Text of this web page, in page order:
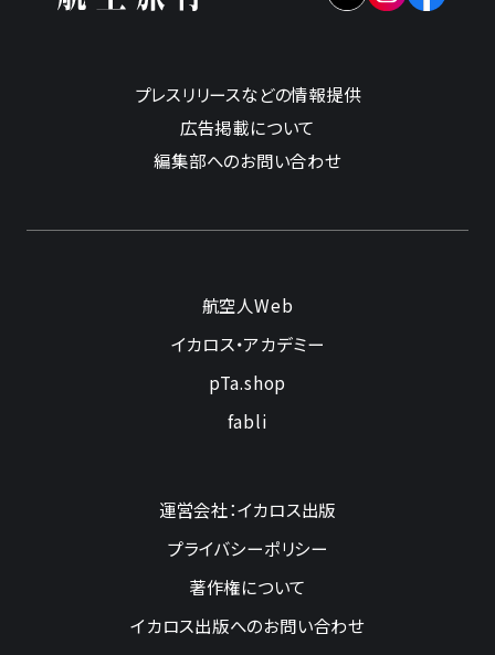
プレスリリースなどの情報提供
広告掲載について
編集部へのお問い合わせ
航空人Web
イカロス・アカデミー
pTa.shop
fabli
運営会社：イカロス出版
プライバシーポリシー
著作権について
イカロス出版へのお問い合わせ